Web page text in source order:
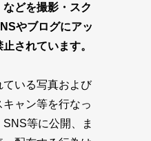
どを撮影・スク
やブログにアッ
されています。
いる写真および
ャン等を行なっ
等に公開、ま